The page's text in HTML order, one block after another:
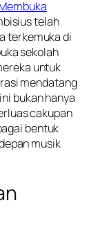
telah
terkemuka di
sekolah
untuk
mendatang
bukan hanya
cakupan
bentuk
musik